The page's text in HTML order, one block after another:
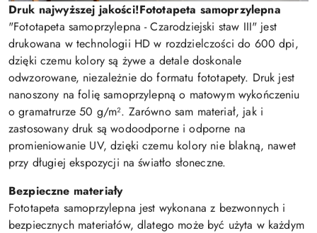
Druk najwyższej jakości!Fototapeta samoprzylepna
"Fototapeta samoprzylepna - Czarodziejski staw III" jest
drukowana w technologii HD w rozdzielczości do 600 dpi,
dzięki czemu kolory są żywe a detale doskonale
odwzorowane, niezależnie do formatu fototapety. Druk jest
nanoszony na folię samoprzylepną o matowym wykończeniu
o gramatrurze 50 g/m². Zarówno sam materiał, jak i
zastosowany druk są wodoodporne i odporne na
promieniowanie UV, dzięki czemu kolory nie blakną, nawet
przy długiej ekspozycji na światło słoneczne.
Bezpieczne materiały
Fototapeta samoprzylepna jest wykonana z bezwonnych i
bezpiecznych materiałów, dlatego może być użyta w każdym